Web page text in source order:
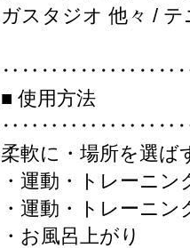
ガスタジオ 他々 /
■ 使用方法
柔軟に・場所を選ば
・運動・トレーニン
・運動・トレーニン
・お風呂上がり